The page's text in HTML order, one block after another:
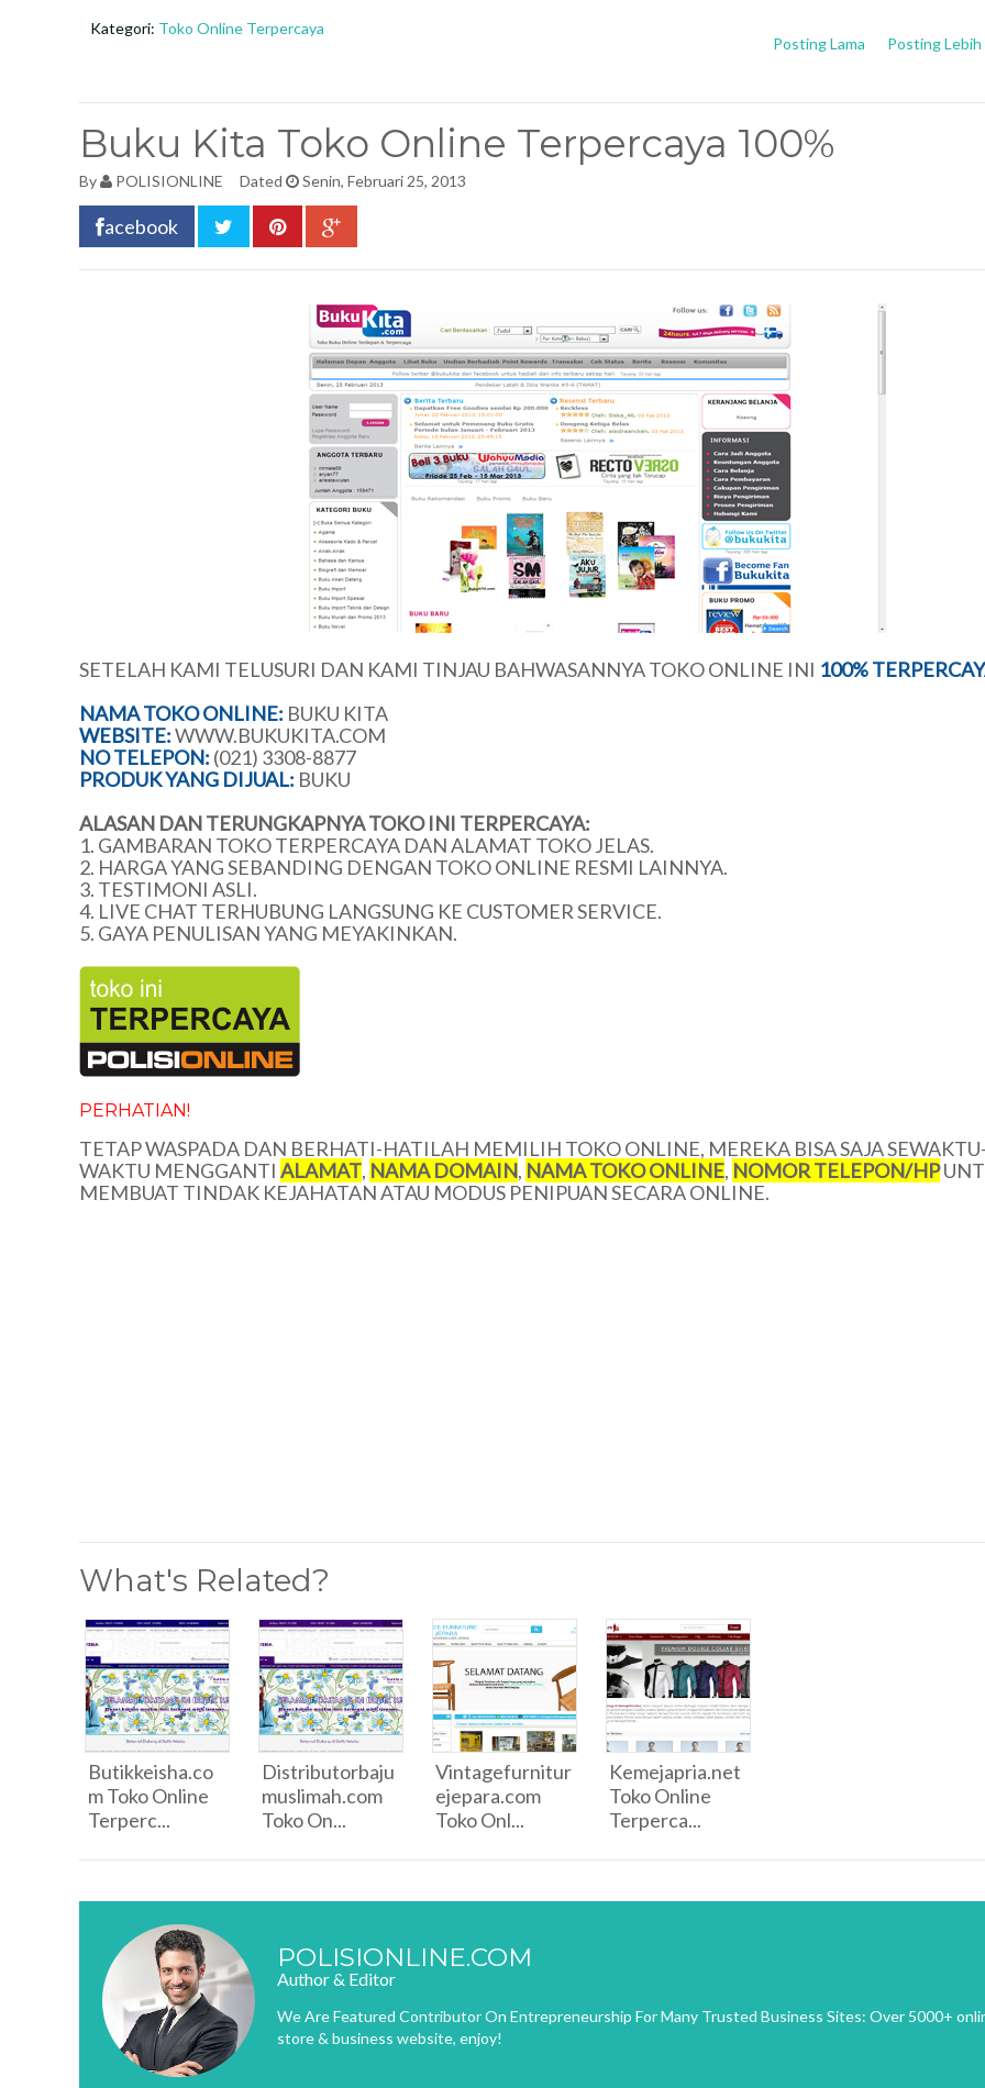
Kategori: Toko Online Terpercaya
Posting Lebih
Posting Lama
Buku Kita Toko Online Terpercaya 100%
By POLISIONLINE Dated Senin, Februari 25, 2013
acebook
SETELAH KAMI TELUSURI DAN KAMI TINJAU BAHWASANNYA TOKO ONLINE INI 100%
NAMA TOKO ONLINE: BUKU KITA
WEBSITE:WWW.BUKUKITA.COM
NO TELEPON: (021) 3308-8877
PRODUK YANG DIJUAL: BUKU
ALASAN DAN TERUNGKAPNYA TOKO INI TERPERCAYA:
1. GAMBARAN TOKO TERPERCAYA DAN ALAMAT TOKO JELAS.
2. HARGA YANG SEBANDING DENGAN TOKO ONLINE RESMI LAINNYA.
3. TESTIMONI ASLI.
4. LIVE CHAT TERHUBUNG LANGSUNG KE CUSTOMER SERVICE.
5. GAYA PENULISAN YANG MEYAKINKAN.
PERHATIAN!
TETAP WASPADA DAN BERHATI-HATILAH MEMILIH TOKO ONLINE, MEREKA BISA SAJA
WAKTU MENGGANTI ALAMAT, NAMA DOMAIN, NAMA TOKO ONLINE, NOMOR TELEPON/HP
MEMBUAT TINDAK KEJAHATAN ATAU MODUS PENIPUAN SECARA ONLINE.
What's Related?
Butikkeisha.co
m Toko Online
Terperc...
Distributorbaju
muslimah.com
Toko On...
Vintagefurnitur
ejepara.com
Toko Onl...
Kemejapria.net
Toko Online
Terperca...
POLISIONLINE.COM
Author & Editor
We Are Featured Contributor On Entrepreneurship For Many Trusted Business Sites: Over 5000+
store & business website, enjoy!